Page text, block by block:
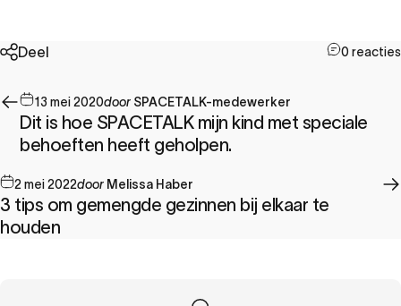
Deel 0 reacties
13 mei 2020door SPACETALK-medewerker
Dit is hoe SPACETALK mijn kind met speciale
behoeften heeft geholpen.
2 mei 2022door Melissa Haber
3 tips om gemengde gezinnen bij elkaar te
houden